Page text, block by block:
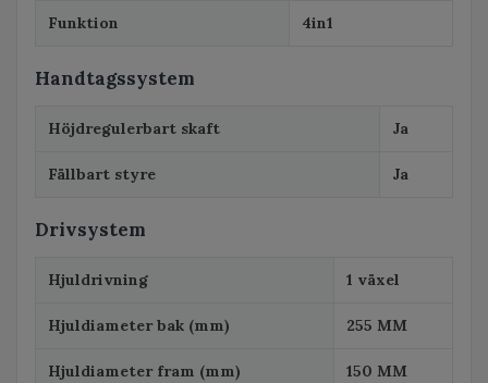
Funktion 4in1
Handtagssystem
Höjdregulerbart skaft Ja
Fällbart styre Ja
Drivsystem
Hjuldrivning 1 växel
Hjuldiameter bak (mm) 255 MM
Hjuldiameter fram (mm) 150 MM